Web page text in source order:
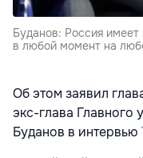
Буданов: Россия
в любой момент на
Об этом заявил
экс-глава Главного
Буданов в интервью